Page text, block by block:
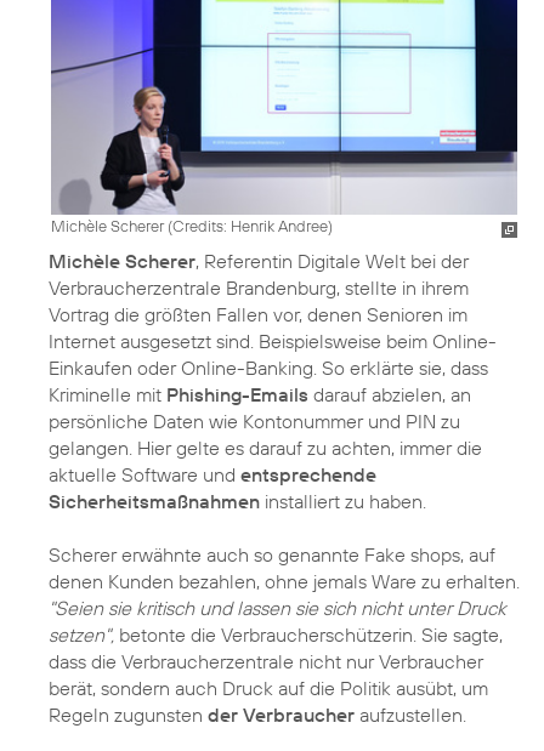
Michèle Scherer (Credits: Henrik Andree)
Michèle Scherer, Referentin Digitale Welt bei der
Verbraucherzentrale Brandenburg, stellte in ihrem
Vortrag die größten Fallen vor, denen Senioren im
Internet ausgesetzt sind. Beispielsweise beim Online-
Einkaufen oder Online-Banking. So erklärte sie, dass
Kriminelle mit Phishing-Emails darauf abzielen, an
persönliche Daten wie Kontonummer und PIN zu
gelangen. Hier gelte es darauf zu achten, immer die
aktuelle Software und entsprechende
Sicherheitsmaßnahmen installiert zu haben.
Scherer erwähnte auch so genannte Fake shops, auf
denen Kunden bezahlen, ohne jemals Ware zu erhalten.
"Seien sie kritisch und lassen sie sich nicht unter Druck
setzen", betonte die Verbraucherschützerin. Sie sagte,
dass die Verbraucherzentrale nicht nur Verbraucher
berät, sondern auch Druck auf die Politik ausübt, um
Regeln zugunsten der Verbraucher aufzustellen.